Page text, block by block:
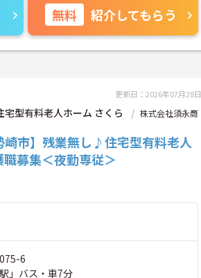
無料 紹介してもらう
更新日：2026年07月28日
型有料老人ホーム さくら
株式会社須永商
崎市】残業無し♪住宅型有料老人
募集＜夜勤専従＞
6
」バス・車7分